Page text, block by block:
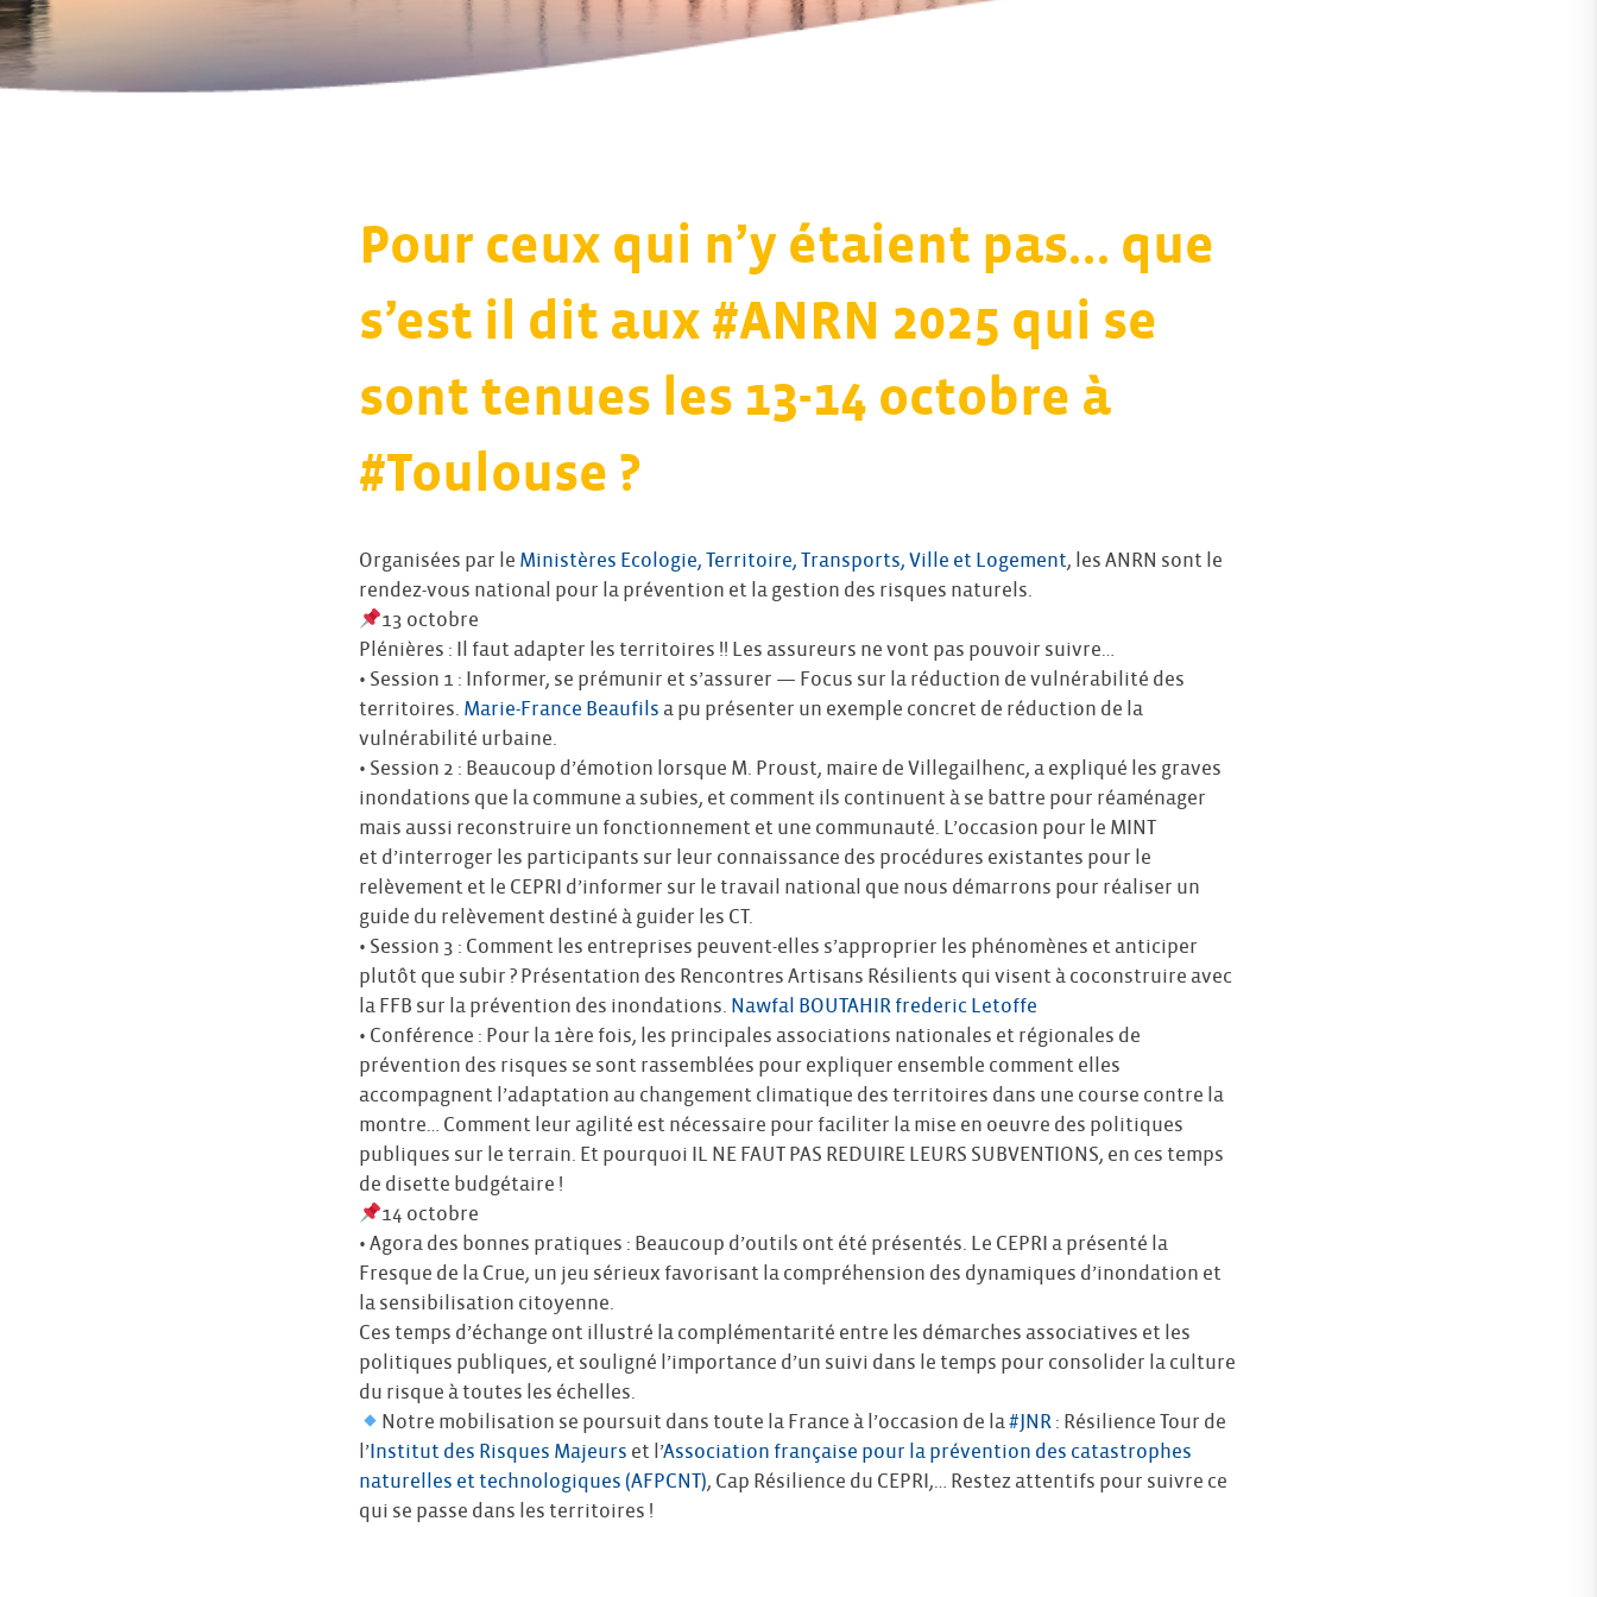
Pour ceux qui n’y étaient pas… que
s’est il dit aux #ANRN 2025 qui se
sont tenues les 13-14 octobre à
#Toulouse ?
Organisées par le Ministères Ecologie, Territoire, Transports, Ville et Logement, les ANRN sont le
rendez-vous national pour la prévention et la gestion des risques naturels.
13 octobre
Plénières : Il faut adapter les territoires !! Les assureurs ne vont pas pouvoir suivre…
• Session 1 : Informer, se prémunir et s’assurer — Focus sur la réduction de vulnérabilité des
territoires. Marie-France Beaufils a pu présenter un exemple concret de réduction de la
vulnérabilité urbaine.
• Session 2 : Beaucoup d’émotion lorsque M. Proust, maire de Villegailhenc, a expliqué les graves
inondations que la commune a subies, et comment ils continuent à se battre pour réaménager
mais aussi reconstruire un fonctionnement et une communauté. L’occasion pour le MINT
et d’interroger les participants sur leur connaissance des procédures existantes pour le
relèvement et le CEPRI d’informer sur le travail national que nous démarrons pour réaliser un
guide du relèvement destiné à guider les CT.
• Session 3 : Comment les entreprises peuvent-elles s’approprier les phénomènes et anticiper
plutôt que subir ? Présentation des Rencontres Artisans Résilients qui visent à coconstruire avec
la FFB sur la prévention des inondations. Nawfal BOUTAHIR frederic Letoffe
• Conférence : Pour la 1ère fois, les principales associations nationales et régionales de
prévention des risques se sont rassemblées pour expliquer ensemble comment elles
accompagnent l’adaptation au changement climatique des territoires dans une course contre la
montre… Comment leur agilité est nécessaire pour faciliter la mise en oeuvre des politiques
publiques sur le terrain. Et pourquoi IL NE FAUT PAS REDUIRE LEURS SUBVENTIONS, en ces temps
de disette budgétaire !
14 octobre
• Agora des bonnes pratiques : Beaucoup d’outils ont été présentés. Le CEPRI a présenté la
Fresque de la Crue, un jeu sérieux favorisant la compréhension des dynamiques d’inondation et
la sensibilisation citoyenne.
Ces temps d’échange ont illustré la complémentarité entre les démarches associatives et les
politiques publiques, et souligné l’importance d’un suivi dans le temps pour consolider la culture
du risque à toutes les échelles.
Notre mobilisation se poursuit dans toute la France à l’occasion de la#JNR : Résilience Tour de
l’ Institut des Risques Majeurs et l’Association française pour la prévention des catastrophes
naturelles et technologiques (AFPCNT), Cap Résilience du CEPRI,… Restez attentifs pour suivre ce
qui se passe dans les territoires !